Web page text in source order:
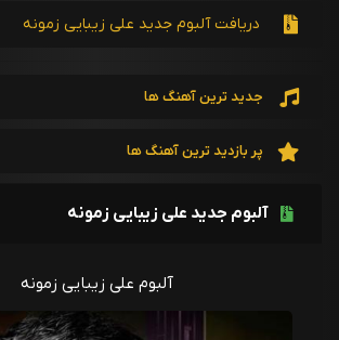
آلبوم جدید علی زیبایی زمونه
آلبوم علی زیبایی زمونه
دریافت آلبوم جدید علی زیبایی زمونه
جدید ترین آهنگ ها
پر بازدید ترین آهنگ ها